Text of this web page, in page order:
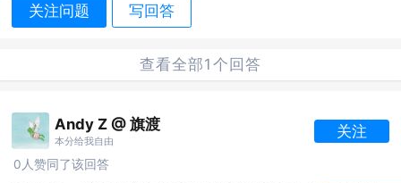
关注问题 写回答
查看全部1个回答
Andy Z @ 旗渡
本分给我自由
关注
0人赞同了该回答